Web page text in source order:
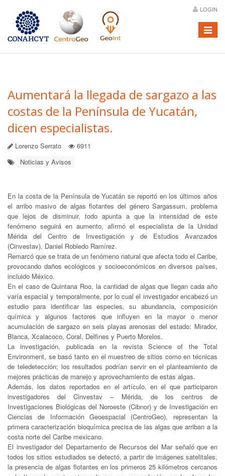
LOGIN
Menú
Aumentará la llegada de sargazo a las
costas de la Península de Yucatán,
dicen especialistas.
Lorenzo Serrato
6911
Noticias y Avisos
En la costa de la Península de Yucatán se reportó en los últimos años
el arribo masivo de algas flotantes del género Sargassum, problema
que lejos de disminuir, todo apunta a que la intensidad de este
fenómeno seguirá en aumento, afirmó el especialista de la Unidad
Mérida del Centro de Investigación y de Estudios Avanzados
(Cinvestav), Daniel Robledo Ramírez.
Remarcó que se trata de un fenómeno natural que afecta todo el Caribe,
provocando daños ecológicos y socioeconómicos en diversos países,
incluido México.
En el caso de Quintana Roo, la cantidad de algas que llegan cada año
varía espacial y temporalmente, por lo cual el investigador encabezó un
estudio para identificar las especies, su abundancia, composición
química y algunos factores que influyen en la mayor o menor
acumulación de sargazo en seis playas arenosas del estado: Mirador,
Blanca, Xcalacoco, Coral, Delfines y Puerto Morelos.
La investigación, publicada en la revista Science of the Total
Environment, se basó tanto en el muestreo de sitios como en técnicas
de teledetección; los resultados podrían servir en el planteamiento de
mejores prácticas de manejo y aprovechamiento de estas algas.
Además, los datos reportados en el artículo, en el que participaron
investigadores del Cinvestav – Mérida, de los centros de
Investigaciones Biológicas del Noroeste (Cibnor) y de Investigación en
Ciencias de Información Geoespacial (CentroGeo), representan la
primera caracterización bioquímica precisa de las algas que arriban a la
costa norte del Caribe mexicano.
El investigador del Departamento de Recursos del Mar señaló que en
todos los sitios estudiados se detectó, a partir de imágenes satelitales,
la presencia de algas flotantes en los primeros 25 kilómetros cercanos